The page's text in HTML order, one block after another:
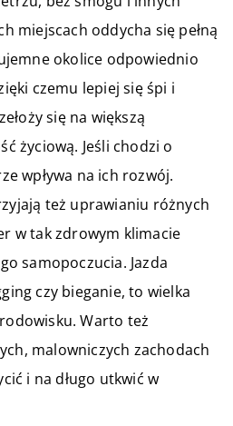
miejscach oddycha się pełną
okolice odpowiednio
czemu lepiej się śpi i
się na większą
życiową. Jeśli chodzi o
wpływa na ich rozwój.
też uprawianiu różnych
w tak zdrowym klimacie
samopoczucia. Jazda
czy bieganie, to wielka
Warto też
malowniczych zachodach
i na długo utkwić w